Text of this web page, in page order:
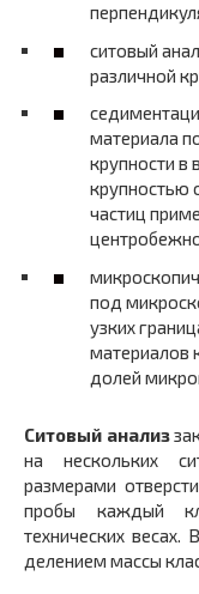
ситовый
различной
материала
крупности в
крупностью
частиц
под
узких
материалов
долей
Ситовый анализ
на нескольких
размерами
пробы каждый
технических
делением массы